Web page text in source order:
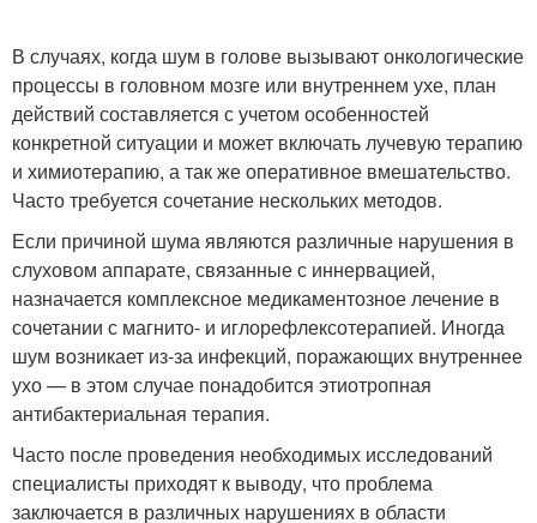
В случаях, когда шум в голове вызывают онкологические
процессы в головном мозге или внутреннем ухе, план
действий составляется с учетом особенностей
конкретной ситуации и может включать лучевую терапию
и химиотерапию, а так же оперативное вмешательство.
Часто требуется сочетание нескольких методов.
Если причиной шума являются различные нарушения в
слуховом аппарате, связанные с иннервацией,
назначается комплексное медикаментозное лечение в
сочетании с магнито- и иглорефлексотерапией. Иногда
шум возникает из-за инфекций, поражающих внутреннее
ухо — в этом случае понадобится этиотропная
антибактериальная терапия.
Часто после проведения необходимых исследований
специалисты приходят к выводу, что проблема
заключается в различных нарушениях в области